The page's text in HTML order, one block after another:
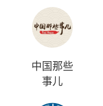
中国那些
事儿